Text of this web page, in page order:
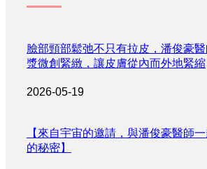
臉部頸部鬆弛不只有拉皮，潘俊豪
漿微創緊緻，讓皮膚從內而外地緊縮
2026-05-19
【來自宇宙的邀請，與潘俊豪醫師
的秘密】